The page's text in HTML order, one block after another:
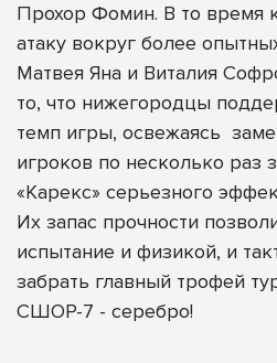
Прохор Фомин. В то время
атаку вокруг более
Матвея Яна и Виталия
то, что нижегородцы
темп игры, освежаясь
игроков по несколько раз
«Карекс» серьезного
Их запас прочности
испытание и физикой, и
забрать главный трофей
СШОР-7 - серебро!